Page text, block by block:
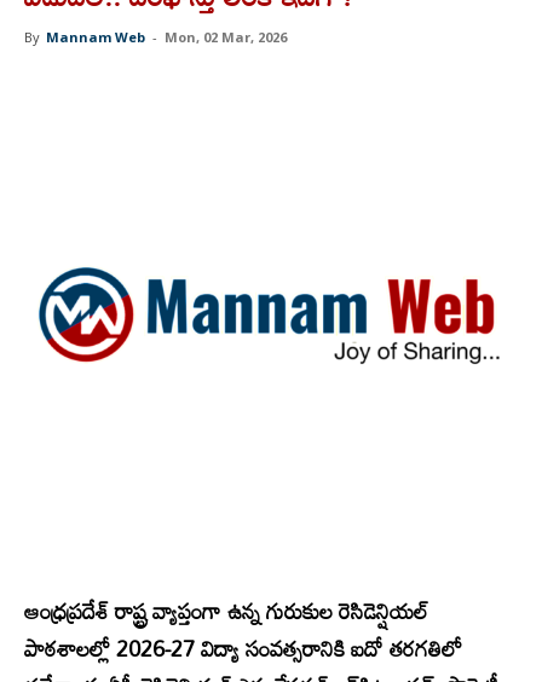
By Mannam Web - Mon, 02 Mar, 2026
ఆంధ్రప్రదేశ్‌ రాష్ట్ర వ్యాప్తంగా ఉన్న గురుకుల రెసిడెన్షియల్‌
పాఠశాలల్లో 2026-27 విద్యా సంవత్సరానికి ఐదో తరగతిలో